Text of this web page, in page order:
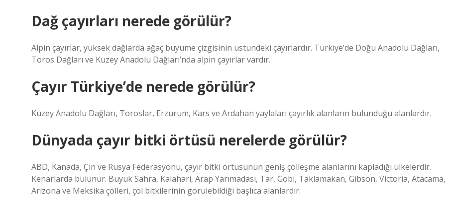
Dağ çayırları nerede görülür?
Alpin çayırlar, yüksek dağlarda ağaç büyüme çizgisinin üstündeki çayırlardır. Türkiye’de Doğu Anadolu Dağları,
Toros Dağları ve Kuzey Anadolu Dağları’nda alpin çayırlar vardır.
Çayır Türkiye’de nerede görülür?
Kuzey Anadolu Dağları, Toroslar, Erzurum, Kars ve Ardahan yaylaları çayırlık alanların bulunduğu alanlardır.
Dünyada çayır bitki örtüsü nerelerde görülür?
ABD, Kanada, Çin ve Rusya Federasyonu, çayır bitki örtüsünün geniş çölleşme alanlarını kapladığı ülkelerdir.
Kenarlarda bulunur. Büyük Sahra, Kalahari, Arap Yarımadası, Tar, Gobi, Taklamakan, Gibson, Victoria, Atacama,
Arizona ve Meksika çölleri, çöl bitkilerinin görülebildiği başlıca alanlardır.